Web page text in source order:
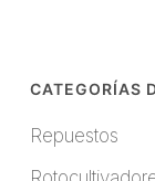
CATEGORÍAS
Repuestos